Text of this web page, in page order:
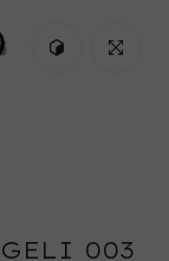
Ver en tuHaz
003